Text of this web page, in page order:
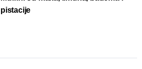
pistacije